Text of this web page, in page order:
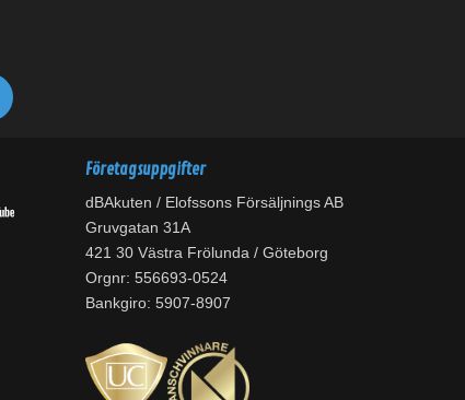
Företagsuppgifter
dBAkuten / Elofssons Försäljnings AB
Gruvgatan 31A
421 30 Västra Frölunda / Göteborg
Orgnr: 556693-0524
Bankgiro: 5907-8907